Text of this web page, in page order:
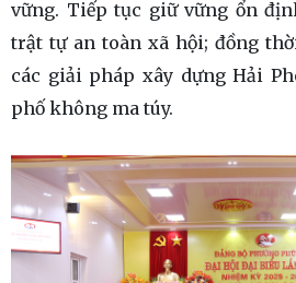
vững. Tiếp tục giữ vững ổn
trật tự an toàn xã hội; đồng
các giải pháp xây dựng Hải
phố không ma túy.